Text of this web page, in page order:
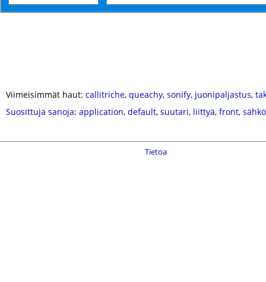
Viimeisimmät haut: callitriche, queachy, sonify, juonipaljastus,
Suosittuja sanoja: application, default, suutari, liittyä, front, sähkö
Tietoa